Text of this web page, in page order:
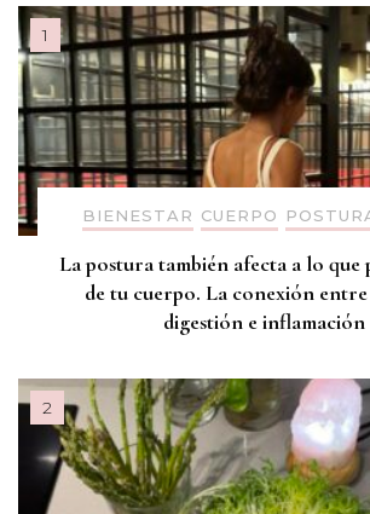
BIENESTAR CUERPO
La postura también afecta a lo que
de tu cuerpo. La conexión
digestión e inflamación